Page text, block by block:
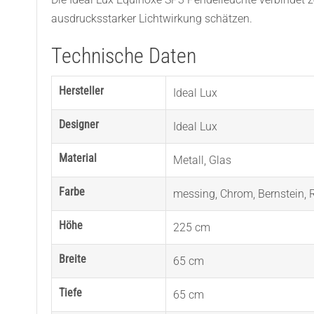
ausdrucksstarker Lichtwirkung schätzen.
Technische Daten
Hersteller Ideal Lux
Designer Ideal Lux
Material Metall , Glas
Farbe messing, Chrom, Bernstein,
Höhe 225 cm
Breite 65 cm
Tiefe 65 cm